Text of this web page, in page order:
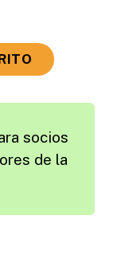
socios
de la